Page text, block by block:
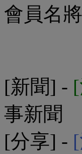
會員名
[新聞] -
事新聞
[分享] -